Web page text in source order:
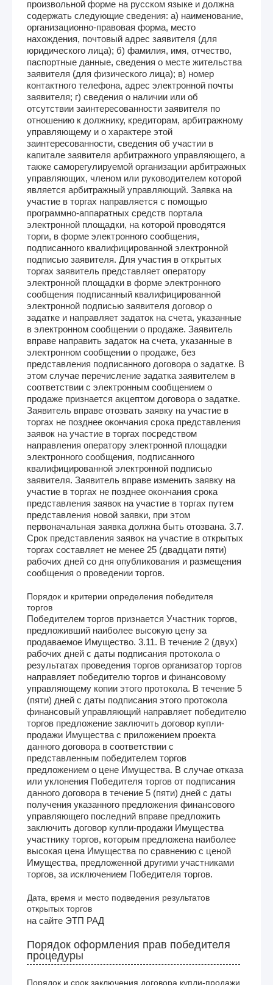
произвольной форме на русском языке и должна
содержать следующие сведения: а) наименование,
организационно-правовая форма, место
нахождения, почтовый адрес заявителя (для
юридического лица); б) фамилия, имя, отчество,
паспортные данные, сведения о месте жительства
заявителя (для физического лица); в) номер
контактного телефона, адрес электронной почты
заявителя; г) сведения о наличии или об
отсутствии заинтересованности заявителя по
отношению к должнику, кредиторам, арбитражному
управляющему и о характере этой
заинтересованности, сведения об участии в
капитале заявителя арбитражного управляющего, а
также саморегулируемой организации арбитражных
управляющих, членом или руководителем которой
является арбитражный управляющий. Заявка на
участие в торгах направляется с помощью
программно-аппаратных средств портала
электронной площадки, на которой проводятся
торги, в форме электронного сообщения,
подписанного квалифицированной электронной
подписью заявителя. Для участия в открытых
торгах заявитель представляет оператору
электронной площадки в форме электронного
сообщения подписанный квалифицированной
электронной подписью заявителя договор о
задатке и направляет задаток на счета, указанные
в электронном сообщении о продаже. Заявитель
вправе направить задаток на счета, указанные в
электронном сообщении о продаже, без
представления подписанного договора о задатке. В
этом случае перечисление задатка заявителем в
соответствии с электронным сообщением о
продаже признается акцептом договора о задатке.
Заявитель вправе отозвать заявку на участие в
торгах не позднее окончания срока представления
заявок на участие в торгах посредством
направления оператору электронной площадки
электронного сообщения, подписанного
квалифицированной электронной подписью
заявителя. Заявитель вправе изменить заявку на
участие в торгах не позднее окончания срока
представления заявок на участие в торгах путем
представления новой заявки, при этом
первоначальная заявка должна быть отозвана. 3.7.
Срок представления заявок на участие в открытых
торгах составляет не менее 25 (двадцати пяти)
рабочих дней со дня опубликования и размещения
сообщения о проведении торгов.
Порядок и критерии определения победителя
торгов
Победителем торгов признается Участник торгов,
предложивший наиболее высокую цену за
продаваемое Имущество. 3.11. В течение 2 (двух)
рабочих дней с даты подписания протокола о
результатах проведения торгов организатор торгов
направляет победителю торгов и финансовому
управляющему копии этого протокола. В течение 5
(пяти) дней с даты подписания этого протокола
финансовый управляющий направляет победителю
торгов предложение заключить договор купли-
продажи Имущества с приложением проекта
данного договора в соответствии с
представленным победителем торгов
предложением о цене Имущества. В случае отказа
или уклонения Победителя торгов от подписания
данного договора в течение 5 (пяти) дней с даты
получения указанного предложения финансового
управляющего последний вправе предложить
заключить договор купли-продажи Имущества
участнику торгов, которым предложена наиболее
высокая цена Имущества по сравнению с ценой
Имущества, предложенной другими участниками
торгов, за исключением Победителя торгов.
Дата, время и место подведения результатов
открытых торгов
на сайте ЭТП РАД
Порядок оформления прав победителя
процедуры
Порядок и срок заключения договора купли-продажи